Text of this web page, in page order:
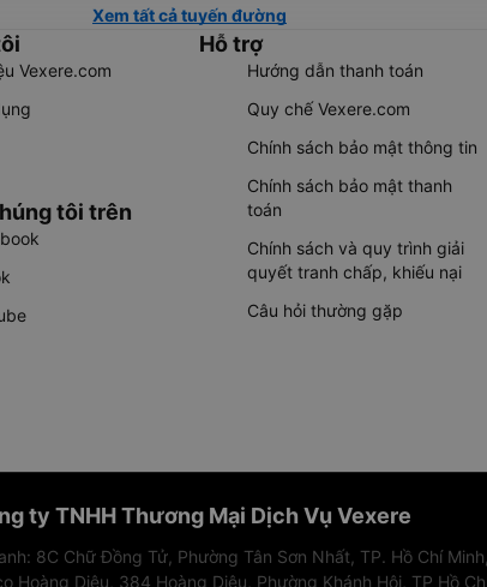
Xem tất cả tuyến đường
Vexere.com
tôi trên
Hỗ trợ
Hướng dẫn thanh toán
Quy chế Vexere.com
Chính sách bảo mật thông tin
Chính sách bảo mật thanh
toán
Chính sách và quy trình giải
quyết tranh chấp, khiếu nại
Câu hỏi thường gặp
ty TNHH Thương Mại Dịch Vụ Vexere
8C Chữ Đồng Tử, Phường Tân Sơn Nhất, TP. Hồ Chí
Hoàng Diệu, 384 Hoàng Diệu, Phường Khánh Hội, TP Hồ Chí